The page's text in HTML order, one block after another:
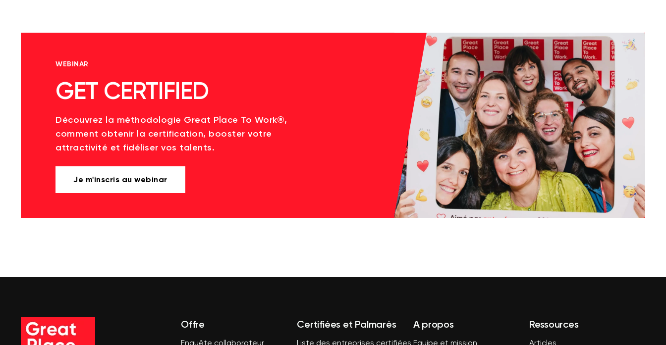
WEBINAR
GET CERTIFIED
Découvrez la méthodologie Great Place To Work®,
comment obtenir la certification, booster votre
attractivité et fidéliser vos talents.
Je m'inscris au webinar
Offre Certifiées et Palmarès A propos Ressources